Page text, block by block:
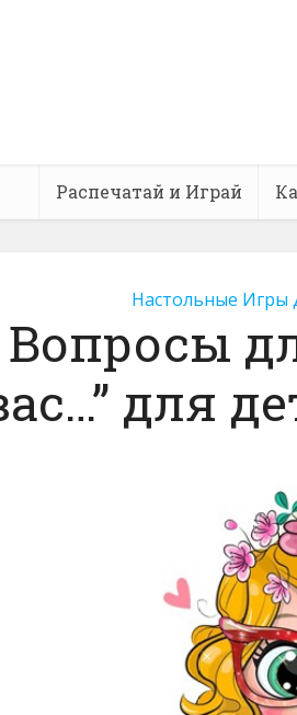
Распечатай и Играй
Настольные Игры
Вопросы
для